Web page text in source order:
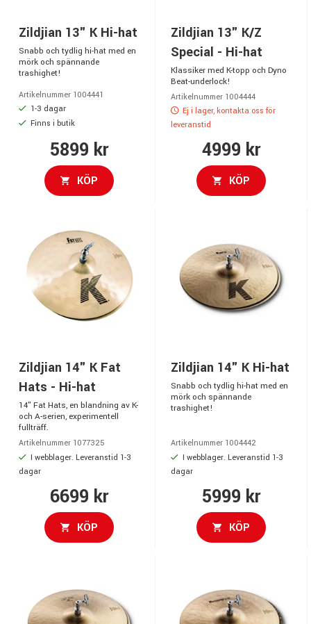
Zildjian 13" K Hi-hat
Snabb och tydlig hi-hat med en
mörk och spännande
trashighet!
Artikelnummer 1004441
1-3 dagar
Finns i butik
5899 kr
KÖP
Zildjian 13" K/Z
Special - Hi-hat
Klassiker med K-topp och Dyno
Beat-underlock!
Artikelnummer 1004444
Ej i lager, kontakta oss för
leveranstid
4999 kr
KÖP
Zildjian 14" K Fat
Hats - Hi-hat
14" Fat Hats, en blandning av K-
och A-serien, experimentell
fullträff.
Artikelnummer 1077325
I webblager. Leveranstid 1-3
dagar
6699 kr
KÖP
Zildjian 14" K Hi-hat
Snabb och tydlig hi-hat med en
mörk och spännande
trashighet!
Artikelnummer 1004442
I webblager. Leveranstid 1-3
dagar
5999 kr
KÖP